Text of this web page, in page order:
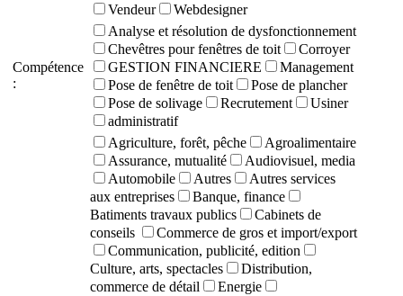
Vendeur
Webdesigner
Compétence
:
Analyse et résolution de dysfonctionnement
Chevêtres pour fenêtres de toit
Corroyer
GESTION FINANCIERE
Management
Pose de fenêtre de toit
Pose de plancher
Pose de solivage
Recrutement
Usiner
administratif
Agriculture, forêt, pêche
Agroalimentaire
Assurance, mutualité
Audiovisuel, media
Automobile
Autres
Autres services
aux entreprises
Banque, finance
Batiments travaux publics
Cabinets de
conseils
Commerce de gros et import/export
Communication, publicité, edition
Culture, arts, spectacles
Distribution,
commerce de détail
Energie